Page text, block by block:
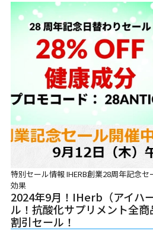
特別セール情報IHERB創業28周年記念セ
効果
2024年9月！iHerb（アイハ
ル！抗酸化サプリメント全
割引セール！